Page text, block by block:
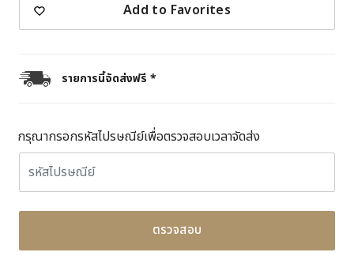
Add to Favorites
รายการนี้จัดส่งฟรี *
กรุณากรอกรหัสไปรษณีย์เพื่อตรวจสอบเวลาจัดส่ง
ตรวจสอบ